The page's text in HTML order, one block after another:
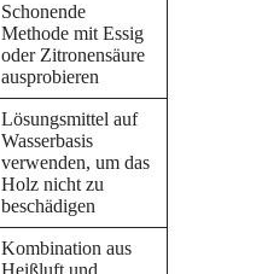
Schonende
Methode mit Essig
oder Zitronensäure
ausprobieren
Lösungsmittel auf
Wasserbasis
verwenden, um das
Holz nicht zu
beschädigen
Kombination aus
Heißluft und